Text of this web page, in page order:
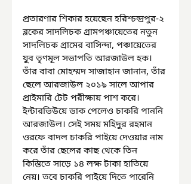
প্রতারণার শিকার হয়েছেন হরিশ্চন্দ্রপুর-২
ব্লকের সাদলিচক গ্রামপঞ্চায়েতের নতুন
সাদলিচক গ্রামের বাসিন্দা, পঞ্চায়েতের
যুব তৃণমূল সভাপতি আরজাউল হক।
তাঁর বাবা মোহম্মদ সাজাহান জানান, তাঁর
ছেলে আরজাউল ২০১৯ সালে আপার
প্রাইমারি টেট পরীক্ষায় পাশ করে।
ইন্টারভিউয়ে ডাক পেলেও চাকরি পাননি
আরজাউল। সেই সময় মহিদুর রহমান
ওরফে বাদল চাকরি পাইয়ে দেওয়ার নাম
করে তাঁর ছেলের কাছ থেকে তিন
কিস্তিতে সাড়ে ১৪ লক্ষ টাকা হাতিয়ে
নেয়। তবে চাকরি পাইয়ে দিতে পারেনি